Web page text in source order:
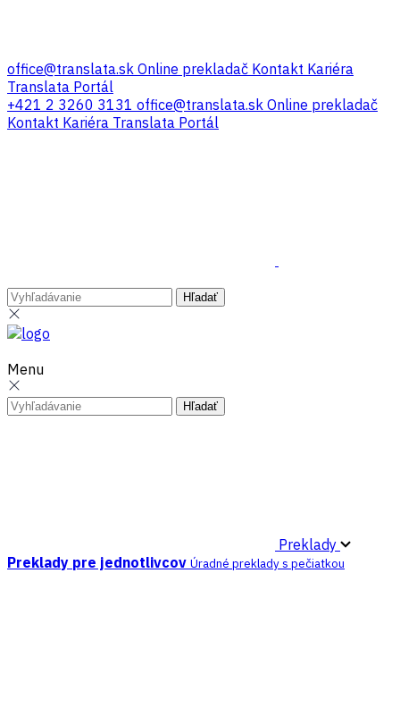
office@translata.sk Online prekladač Kontakt Kariéra
Translata Portál
+421 2 3260 3131 office@translata.sk Online prekladač
Kontakt Kariéra Translata Portál
Menu
Preklady
Preklady pre jednotlivcov Úradné preklady s pečiatkou